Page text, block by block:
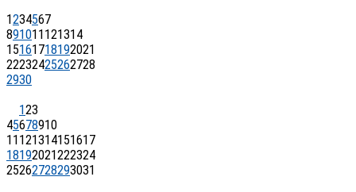
1234567
891011 121314
15161718192021
22232425262728
2930
123
45678910
11 121314151617
18192021222324
25262728293031